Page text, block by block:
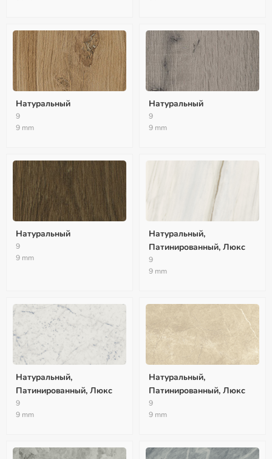
Натуральный
9
9 mm
Натуральный
9
9 mm
Натуральный
9
9 mm
Натуральный,
Патинированный, Люкс
9
9 mm
Натуральный,
Патинированный, Люкс
9
9 mm
Натуральный,
Патинированный, Люкс
9
9 mm